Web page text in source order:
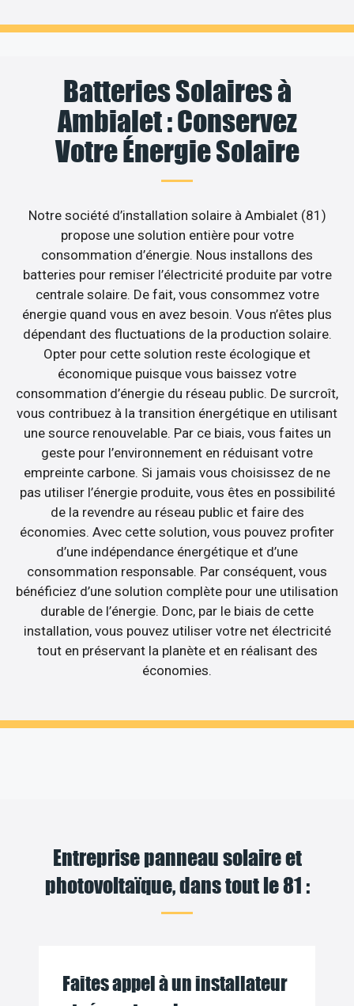
Batteries Solaires à
Ambialet : Conservez
Votre Énergie Solaire
Notre société d’installation solaire à Ambialet (81)
propose une solution entière pour votre
consommation d’énergie. Nous installons des
batteries pour remiser l’électricité produite par votre
centrale solaire. De fait, vous consommez votre
énergie quand vous en avez besoin. Vous n’êtes plus
dépendant des fluctuations de la production solaire.
Opter pour cette solution reste écologique et
économique puisque vous baissez votre
consommation d’énergie du réseau public. De surcroît,
vous contribuez à la transition énergétique en utilisant
une source renouvelable. Par ce biais, vous faites un
geste pour l’environnement en réduisant votre
empreinte carbone. Si jamais vous choisissez de ne
pas utiliser l’énergie produite, vous êtes en possibilité
de la revendre au réseau public et faire des
économies. Avec cette solution, vous pouvez profiter
d’une indépendance énergétique et d’une
consommation responsable. Par conséquent, vous
bénéficiez d’une solution complète pour une utilisation
durable de l’énergie. Donc, par le biais de cette
installation, vous pouvez utiliser votre net électricité
tout en préservant la planète et en réalisant des
économies.
Entreprise panneau solaire et
photovoltaïque, dans tout le 81 :
Faites appel à un installateur